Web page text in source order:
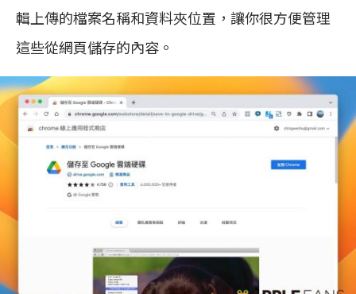
輯上傳的檔案名稱和資料夾位置，讓你很方便管理
這些從網頁儲存的內容。